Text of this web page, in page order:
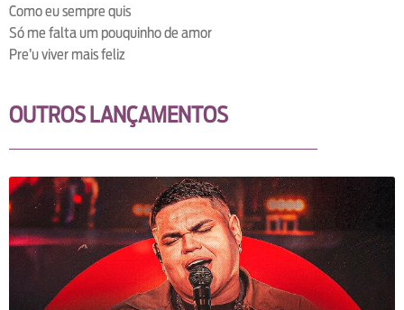
Como eu sempre quis
Só me falta um pouquinho de amor
Pre’u viver mais feliz
OUTROS LANÇAMENTOS